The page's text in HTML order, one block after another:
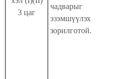
3 цаг
чадварыг
эзэмшүүлэх
зорилготой.